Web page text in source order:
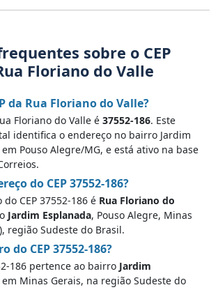
sobre o CEP
Floriano do Valle
da Rua Floriano do Valle?
Floriano do Valle é 37552-186. Este
identifica o endereço no bairro Jardim
Pouso Alegre/MG, e está ativo na base
do CEP 37552-186?
CEP 37552-186 é Rua Floriano do
Jardim Esplanada, Pouso Alegre, Minas
região Sudeste do Brasil.
do CEP 37552-186?
186 pertence ao bairro Jardim
em Minas Gerais, na região Sudeste do